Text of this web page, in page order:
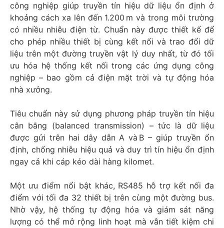
công nghiệp giúp truyền tín hiệu dữ liệu ổn định ở
khoảng cách xa lên đến 1.200 m và trong môi trường
có nhiều nhiễu điện từ. Chuẩn này được thiết kế để
cho phép nhiều thiết bị cùng kết nối và trao đổi dữ
liệu trên một đường truyền vật lý duy nhất, từ đó tối
ưu hóa hệ thống kết nối trong các ứng dụng công
nghiệp – bao gồm cả điện mặt trời và tự động hóa
nhà xưởng.
Tiêu chuẩn này sử dụng phương pháp truyền tín hiệu
cân bằng (balanced transmission) – tức là dữ liệu
được gửi trên hai dây dẫn A và B – giúp truyền ổn
định, chống nhiễu hiệu quả và duy trì tín hiệu ổn định
ngay cả khi cáp kéo dài hàng kilomet.
Một ưu điểm nổi bật khác, RS485 hỗ trợ kết nối đa
điểm với tối đa 32 thiết bị trên cùng một đường bus.
Nhờ vậy, hệ thống tự động hóa và giám sát năng
lượng có thể mở rộng linh hoạt mà vẫn tiết kiệm chi